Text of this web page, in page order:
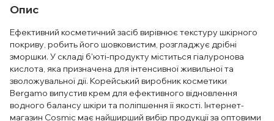
Опис
Ефективний косметичний засіб вирівнює текстуру шкірного
покриву, робить його шовковистим, розгладжує дрібні
зморшки. У складі б'юті-продукту міститься гіалуронова
кислота, яка призначена для інтенсивної живильної та
зволожувальної дії. Корейський виробник косметики
Bergamo випустив крем для ефективного відновлення
водного балансу шкіри та поліпшення її якості. Інтернет-
магазин Cosmic має найширший вибір продукції за оптовими